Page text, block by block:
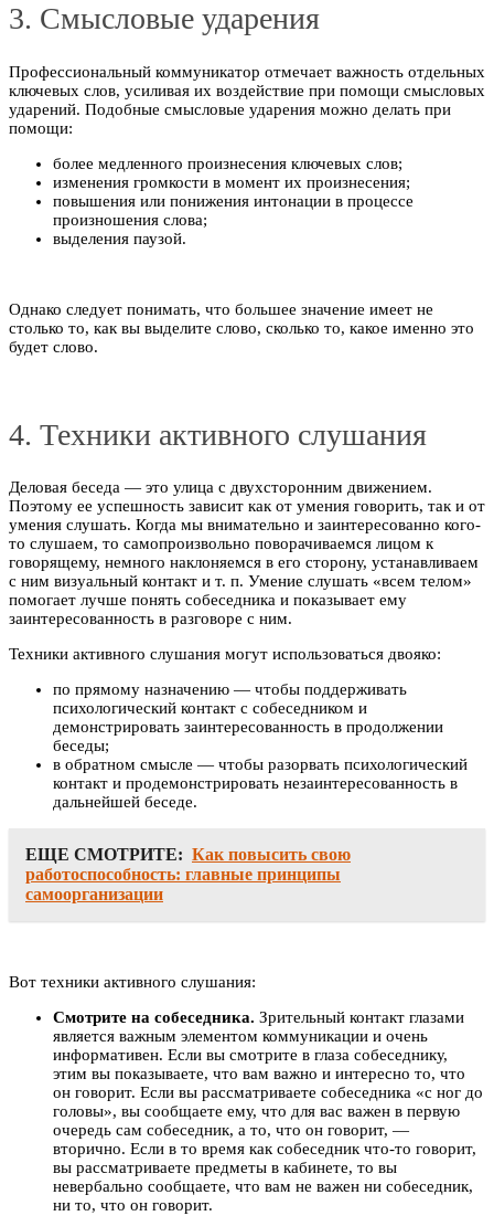
3. Смысловые ударения
Профессиональный коммуникатор отмечает важность отдельных
ключевых слов, усиливая их воздействие при помощи смысловых
ударений. Подобные смысловые ударения можно делать при
помощи:
более медленного произнесения ключевых слов;
изменения громкости в момент их произнесения;
повышения или понижения интонации в процессе
произношения слова;
выделения паузой.
Однако следует понимать, что большее значение имеет не
столько то, как вы выделите слово, сколько то, какое именно это
будет слово.
4. Техники активного слушания
Деловая беседа — это улица с двухсторонним движением.
Поэтому ее успешность зависит как от умения говорить, так и от
умения слушать. Когда мы внимательно и заинтересованно кого-
то слушаем, то самопроизвольно поворачиваемся лицом к
говорящему, немного наклоняемся в его сторону, устанавливаем
с ним визуальный контакт и т. п. Умение слушать «всем телом»
помогает лучше понять собеседника и показывает ему
заинтересованность в разговоре с ним.
Техники активного слушания могут использоваться двояко:
по прямому назначению — чтобы поддерживать
психологический контакт с собеседником и
демонстрировать заинтересованность в продолжении
беседы;
в обратном смысле — чтобы разорвать психологический
контакт и продемонстрировать незаинтересованность в
дальнейшей беседе.
ЕЩЕ СМОТРИТЕ: Как повысить свою
работоспособность: главные принципы
самоорганизации
Вот техники активного слушания:
Смотрите на собеседника. Зрительный контакт глазами
является важным элементом коммуникации и очень
информативен. Если вы смотрите в глаза собеседнику,
этим вы показываете, что вам важно и интересно то, что
он говорит. Если вы рассматриваете собеседника «с ног до
головы», вы сообщаете ему, что для вас важен в первую
очередь сам собеседник, а то, что он говорит, —
вторично. Если в то время как собеседник что-то говорит,
вы рассматриваете предметы в кабинете, то вы
невербально сообщаете, что вам не важен ни собеседник,
ни то, что он говорит.